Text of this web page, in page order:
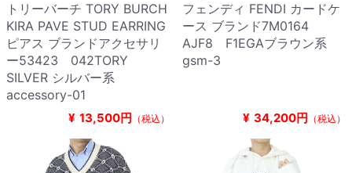
トリーバーチ TORY BURCH
KIRA PAVE STUD EARRING
ピアス ブランドアクセサリ
ー53423 042TORY
SILVER シルバー系
accessory-01
¥ 13,500円 （税込）
フェンディ FENDI カードケ
ース ブランド7M0164
AJF8 F1EGAブラウン系
gsm-3
¥ 34,200円 （税込）